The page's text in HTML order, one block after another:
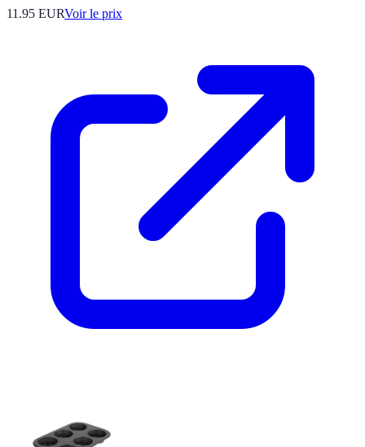
11.95 EURVoir le prix